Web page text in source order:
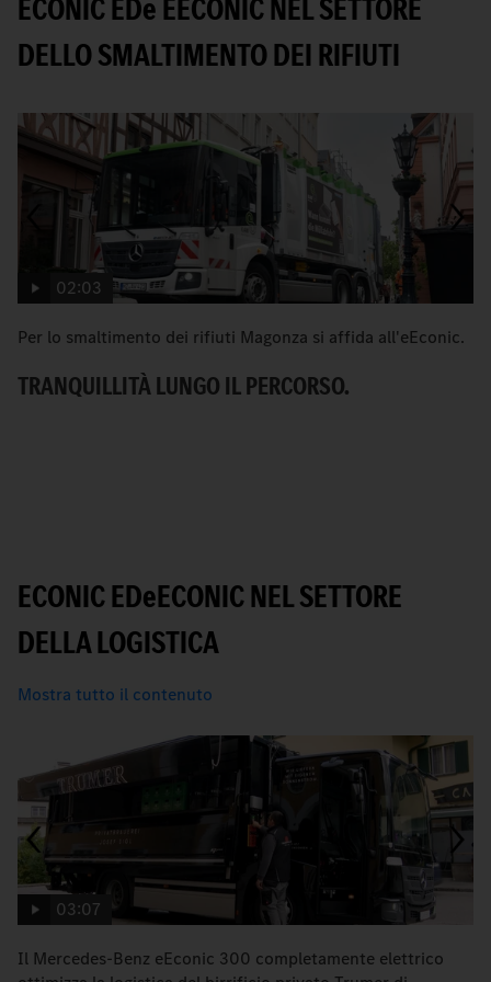
ECONIC EDeEECONIC NEL SETTORE
DELLO SMALTIMENTO DEI RIFIUTI
02:03
Per lo smaltimento dei rifiuti Magonza si affida all'eEconic.
TRANQUILLITÀ LUNGO IL PERCORSO.
ECONIC EDeECONIC NEL SETTORE
DELLA LOGISTICA
Mostra tutto il contenuto
03:07
Il Mercedes-Benz eEconic 300 completamente elettrico